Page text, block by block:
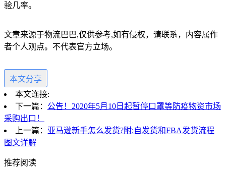
验几率。
文章来源于物流巴巴,仅供参考,如有侵权，请联系，内容属作
者个人观点。不代表官方立场。
本文分享
本文连接:
下一篇： 公告！2020年5月10日起暂停口罩等防疫物资市场
采购出口！
上一篇： 亚马逊新手怎么发货?附:自发货和FBA发货流程
图文详解
推荐阅读